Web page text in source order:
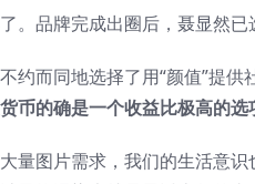
。品牌完成出圈后，聂显然已
约而同地选择了用“颜值”提供
币的确是一个收益比极高的选
量图片需求，我们的生活意